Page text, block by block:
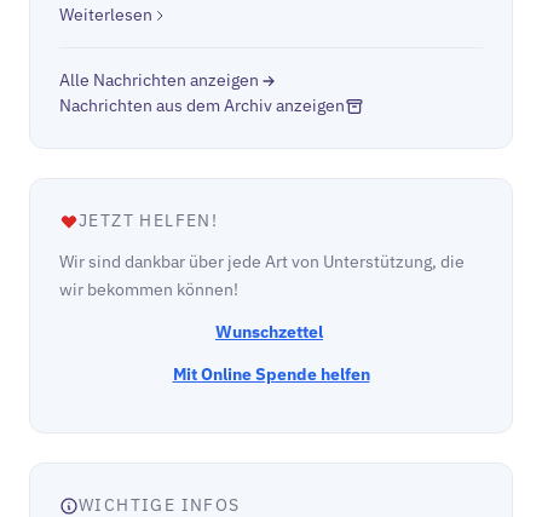
Weiterlesen
Alle Nachrichten anzeigen
Nachrichten aus dem Archiv anzeigen
JETZT HELFEN!
Wir sind dankbar über jede Art von Unterstützung, die
wir bekommen können!
Wunschzettel
Mit Online Spende helfen
WICHTIGE INFOS